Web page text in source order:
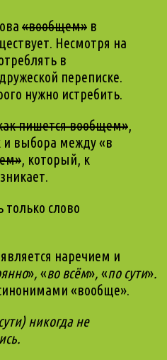
«вообщем» в
Несмотря на
в
переписке.
нужно истребить.
пишется вообщем»
выбора между «в
, который, к
только слово
является наречием и
», «во всём», «по сути»
«вообще».
никогда не